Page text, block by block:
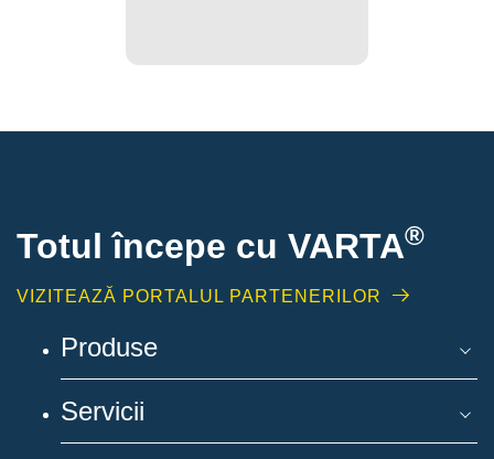
Totul începe cu VARTA®
VIZITEAZĂ PORTALUL PARTENERILOR
Produse
Servicii